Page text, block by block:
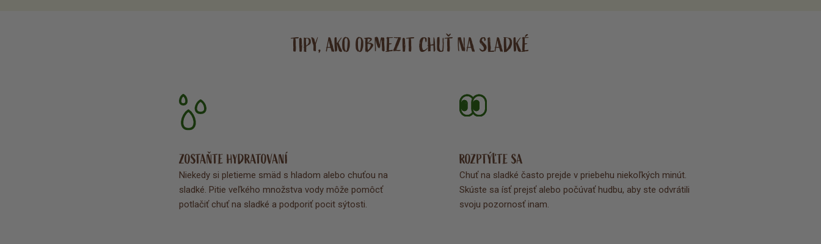
TIPY, AKO OBMEZIT CHUŤ NA SLADKÉ
ZOSTAŇTE HYDRATOVANÍ
Niekedy si pletieme smäd s hladom alebo chuťou na
sladké. Pitie veľkého množstva vody môže pomôcť
potlačiť chuť na sladké a podporiť pocit sýtosti.
ROZPTÝĽTE SA
Chuť na sladké často prejde v priebehu niekoľkých minút.
Skúste sa ísť prejsť alebo počúvať hudbu, aby ste odvrátili
svoju pozornosť inam.